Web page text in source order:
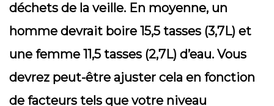
déchets de la veille. En moyenne, un
homme devrait boire 15,5 tasses (3,7L) et
une femme 11,5 tasses (2,7L) d’eau. Vous
devrez peut-être ajuster cela en fonction
de facteurs tels que votre niveau